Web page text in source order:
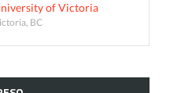
of Victoria
BC